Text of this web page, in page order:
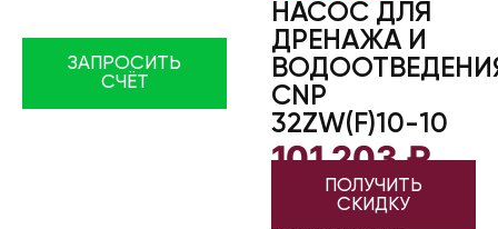
ЗАПРОСИТЬ
СЧЁТ
НАСОС ДЛЯ
ДРЕНАЖА И
CNP
32ZW(F)10-10
101 203₽
ПОЛУЧИТЬ
СКИДКУ